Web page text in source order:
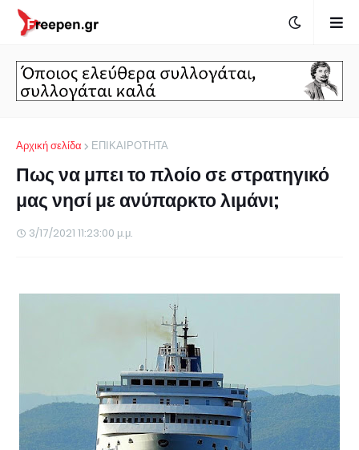
Αρχική σελίδα ΕΠΙΚΑΙΡΟΤΗΤΑ
Πως να μπει το πλοίο σε στρατηγικό
μας νησί με ανύπαρκτο λιμάνι;
3/17/2021 11:23:00 μ.μ.